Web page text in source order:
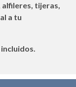
alfileres, tijeras,
a tu